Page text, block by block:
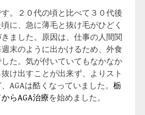
。２０代の頃と比べて３０代後
に、急に薄毛と抜け毛がひどく
ました。原因は、仕事の人間関
末のように出かけるため、外食
た。気が付いていてもなかなか
け出すことが出来ず、よりスト
AGAは酷くなっていました。 栃
らAGA治療を始めました。